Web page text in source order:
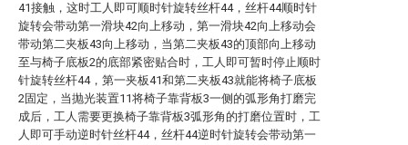
41接触，这时工人即可顺时针旋转丝杆44，丝杆44顺时针
旋转会带动第一滑块42向上移动，第一滑块42向上移动会
带动第二夹板43向上移动，当第二夹板43的顶部向上移动
至与椅子底板2的底部紧密贴合时，工人即可暂时停止顺时
针旋转丝杆44，第一夹板41和第二夹板43就能将椅子底板
2固定，当抛光装置11将椅子靠背板3一侧的弧形角打磨完
成后，工人需要更换椅子靠背板3弧形角的打磨位置时，工
人即可手动逆时针丝杆44，丝杆44逆时针旋转会带动第一